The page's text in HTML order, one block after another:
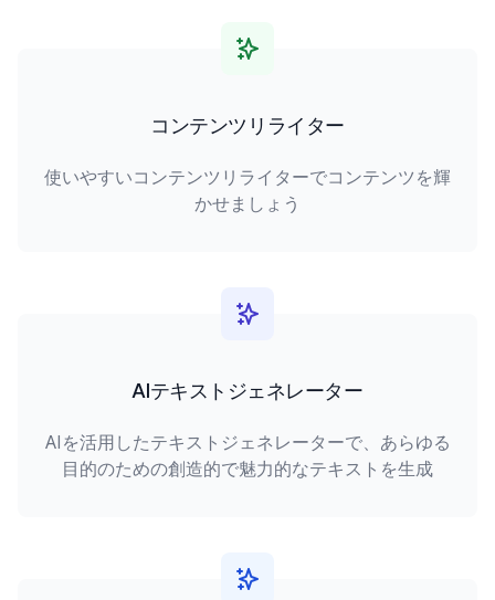
コンテンツリライター
使いやすいコンテンツリライターでコンテンツを輝
かせましょう
AIテキストジェネレーター
AIを活用したテキストジェネレーターで、あらゆる
目的のための創造的で魅力的なテキストを生成